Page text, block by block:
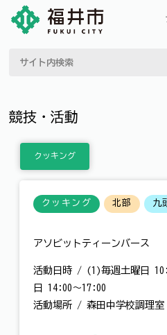
競技・活動
クッキング
クッキング 北部 九
アソビットティーンバース
活動日時 / (1)毎週土曜日
日 14:00～17:00
活動場所 / 森田中学校調理室